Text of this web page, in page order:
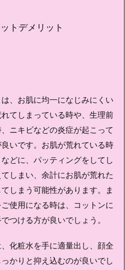
トデメリット
、お肌に均一になじみにくい
てしまっている時や、生理前
ニキビなどの炎症が起こって
いです。お肌が荒れている時
どに、パッティングをしてし
しまい、余計にお肌が荒れた
しまう可能性があります。ま
使用になる時は、コットンに
つける方が良いでしょう。
化粧水を手に適量出し、顔全
かりと抑え込むのが良いでし